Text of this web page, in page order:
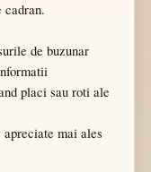
cadran.
de buzunar
placi sau roti ale
mai ales